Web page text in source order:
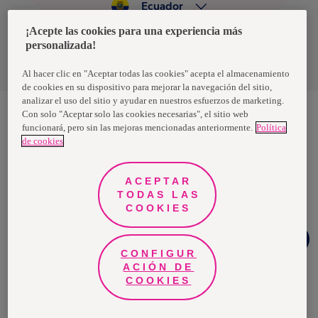
Política de privacidad de datos
Ecuador
Nosotras, una marca de Essity - una compañía global líder en
higiene y salud. Cada día, mil millones de personas, en todo el
propósito es romper barreras por el bienestar en beneficio de
consumidores, pacientes, cuidadores, clientes y la sociedad en
general. Vendemos en aproximadamente 150 países bajo las
principales marcas globales TENA y Tork, así como otras marcas
como Actimove, Cutimed, JOBST, Knix, Leukoplast, Libero, Libresse,
Lotus, Modibodi, Nosotras, Saba, Tempo, TOM Organic y Zewa. En
2024, Essity tuvo ventas de aproximadamente 13 mil millones de
euros y empleó a 36,000 personas. La sede de la compañía está
ubicada en Estocolmo, Suecia, y Essity cotiza en Nasdaq Estocolmo.
Más información enwww.essity.com.
¡Acepte las cookies para una experiencia más
personalizada!
Al hacer clic en "Aceptar todas las cookies" acepta el almacenamiento
de cookies en su dispositivo para mejorar la navegación del sitio,
analizar el uso del sitio y ayudar en nuestros esfuerzos de marketing.
Con solo "Aceptar solo las cookies necesarias", el sitio web
funcionará, pero sin las mejoras mencionadas anteriormente. Política
de cookies
ACEPTAR
TODAS LAS
COOKIES
CONFIGUR
ACIÓN DE
COOKIES